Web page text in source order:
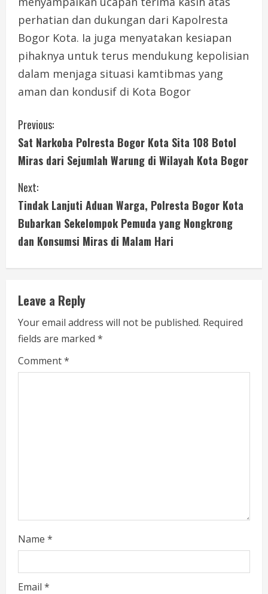
perhatian dan dukungan dari Kapolresta
Bogor Kota. Ia juga menyatakan kesiapan
pihaknya untuk terus mendukung kepolisian
dalam menjaga situasi kamtibmas yang
aman dan kondusif di Kota Bogor
C
o
n
t
i
n
u
e
R
e
a
Previous:
Sat Narkoba Polresta Bogor Kota Sita 108 Botol
Miras dari Sejumlah Warung di Wilayah Kota Bogor
Next:
Tindak Lanjuti Aduan Warga, Polresta Bogor Kota
Bubarkan Sekelompok Pemuda yang Nongkrong
dan Konsumsi Miras di Malam Hari
Leave a Reply
Your email address will not be published. Required
fields are marked *
Comment*
Name *
Email *